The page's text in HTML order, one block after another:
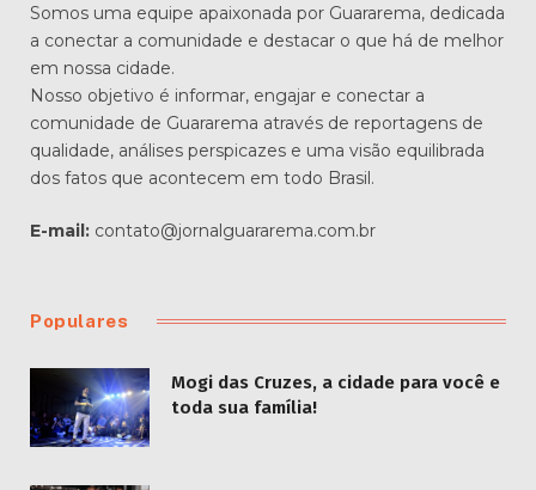
Somos uma equipe apaixonada por Guararema, dedicada
a conectar a comunidade e destacar o que há de melhor
em nossa cidade.
Nosso objetivo é informar, engajar e conectar a
comunidade de Guararema através de reportagens de
qualidade, análises perspicazes e uma visão equilibrada
dos fatos que acontecem em todo Brasil.
E-mail: contato@jornalguararema.com.br
Populares
Mogi das Cruzes, a cidade para você e
toda sua família!